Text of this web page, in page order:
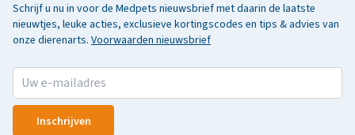
Schrijf u nu in voor de Medpets nieuwsbrief met daarin de laatste
nieuwtjes, leuke acties, exclusieve kortingscodes en tips & advies van
onze dierenarts. Voorwaarden nieuwsbrief
Inschrijven